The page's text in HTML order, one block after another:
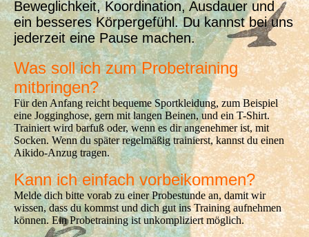
Beweglichkeit, Koordination, Ausdauer und
ein besseres Körpergefühl. Du kannst bei uns
jederzeit eine Pause machen.
Was soll ich zum Probetraining
mitbringen?
Für den Anfang reicht bequeme Sportkleidung, zum Beispiel
eine Jogginghose, gern mit langen Beinen, und ein T-Shirt.
Trainiert wird barfuß oder, wenn es dir angenehmer ist, mit
Socken. Wenn du später regelmäßig trainierst, kannst du einen
Aikido-Anzug tragen.
Kann ich einfach vorbeikommen?
Melde dich bitte vorab zu einer Probestunde an, damit wir
wissen, dass du kommst und dich gut ins Training aufnehmen
können. Ein Probetraining ist unkompliziert möglich.